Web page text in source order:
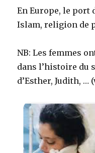
En Europe, le port
Islam, religion de
NB: Les femmes
dans l’histoire du
d’Esther, Judith,